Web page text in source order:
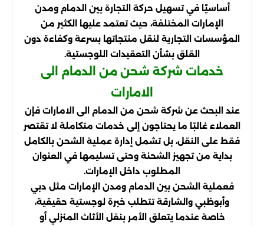
أساسيًا في تسهيل حركة التجارة بين الدمام ومدن
الإمارات المختلفة، حيث تعتمد عليها الكثير من
المؤسسات التجارية لنقل منتجاتها بسرعة وكفاءة دون
القلق بشأن التعقيدات اللوجستية.
خدمات شركة شحن من الدمام الى
الامارات
عند البحث عن شركة شحن من الدمام الى الامارات فإن
العملاء غالبًا ما يحتاجون إلى خدمات متكاملة لا تقتصر
فقط على النقل، بل تشمل إدارة عملية الشحن بالكامل
بداية من تجهيز الشحنة وحتى تسليمها في العنوان
المطلوب داخل الإمارات.
فعملية الشحن بين الدمام ومدن الإمارات مثل دبي
وأبوظبي والشارقة تتطلب خبرة لوجستية حقيقية،
خاصة عندما يتعلق الأمر بنقل الأثاث المنزلي أو